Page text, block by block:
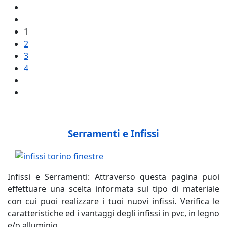
1
2
3
4
Serramenti e Infissi
Infissi e Serramenti: Attraverso questa pagina puoi
effettuare una scelta informata sul tipo di materiale
con cui puoi realizzare i tuoi nuovi infissi. Verifica le
caratteristiche ed i vantaggi degli infissi in pvc, in legno